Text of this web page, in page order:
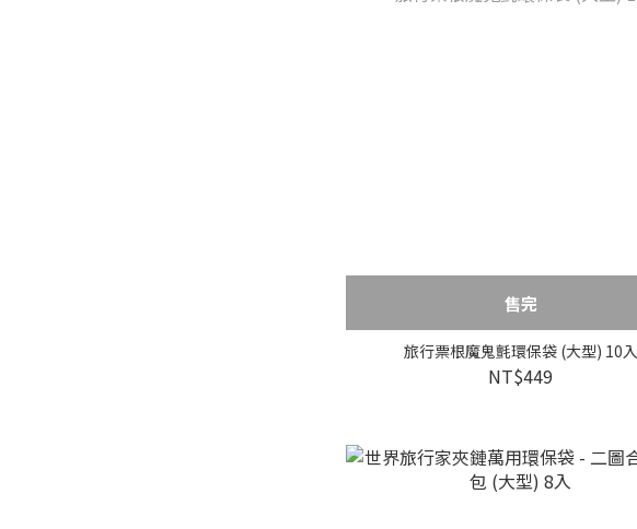
售完
旅行票根魔鬼氈環保袋 (大型) 10入
NT$449